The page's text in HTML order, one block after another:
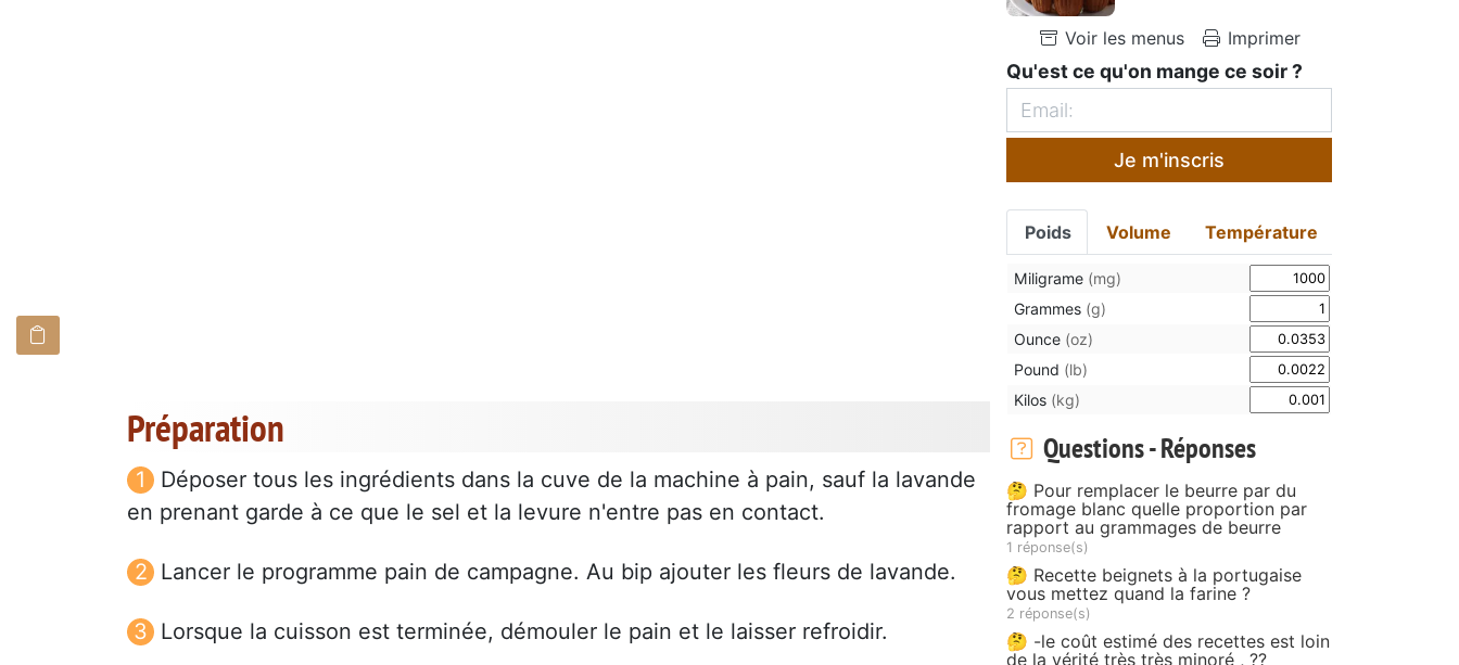
Préparation
Déposer tous les ingrédients dans la cuve de la machine à pain, sauf la lavande
en prenant garde à ce que le sel et la levure n'entre pas en contact.
Lancer le programme pain de campagne. Au bip ajouter les fleurs de lavande.
Lorsque la cuisson est terminée, démouler le pain et le laisser refroidir.
Voir les menus Imprimer
Qu'est ce qu'on mange ce soir ?
Je m'inscris
Poids Volume Température
Miligrame (mg)
Grammes (g)
Ounce (oz)
Pound (lb)
Kilos (kg)
Questions - Réponses
🤔 Pour remplacer le beurre par du
fromage blanc quelle proportion par
rapport au grammages de beurre
1 réponse(s)
🤔 Recette beignets à la portugaise
vous mettez quand la farine ?
2 réponse(s)
🤔 -le coût estimé des recettes est loin
de la vérité très très minoré , ??